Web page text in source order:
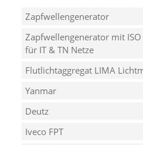
Zapfwellengenerator
Zapfwellengenerator mit ISO
für IT & TN Netze
Flutlichtaggregat LIMA
Yanmar
Deutz
Iveco FPT